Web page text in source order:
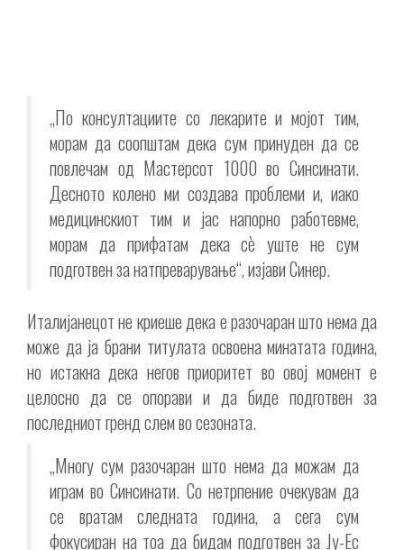
„По консултациите со лекарите и мојот тим,
морам да соопштам дека сум принуден да се
повлечам од Мастерсот 1000 во Синсинати.
Десното колено ми создава проблеми и, иако
медицинскиот тим и јас напорно работевме,
морам да прифатам дека сè уште не сум
подготвен за натпреварување“, изјави Синер.
Италијанецот не криеше дека е разочаран што нема да
може да ја брани титулата освоена минатата година,
но истакна дека негов приоритет во овој момент е
целосно да се опорави и да биде подготвен за
последниот гренд слем во сезоната.
„Многу сум разочаран што нема да можам да
играм во Синсинати. Со нетрпение очекувам да
се вратам следната година, а сега сум
фокусиран на тоа да бидам подготвен за Ју-Ес